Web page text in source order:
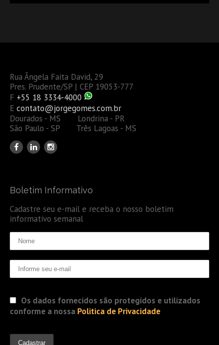
Rua Ângela Faita David, 29
Pres. Prudente/SP | CEP 19053-777
F +55 18 3334-4000
E contato@jorgegomes.com.br
Dourados - MS Londrina - PR
São Paulo - SP Três Lagoas - MS
Boletim Informativo
Cadastre seu e-mail e receba o nosso boletim
informativo semanal
Os dados fornecidos são protegidos e utilizados
conforme a nossa Politica de Privacidade